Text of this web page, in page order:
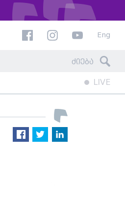
Eng
LIVE